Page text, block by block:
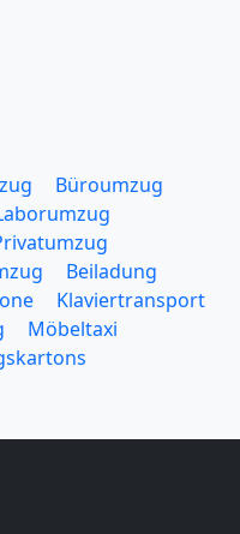
Büroumzug
Beiladung
Klaviertransport
Möbeltaxi